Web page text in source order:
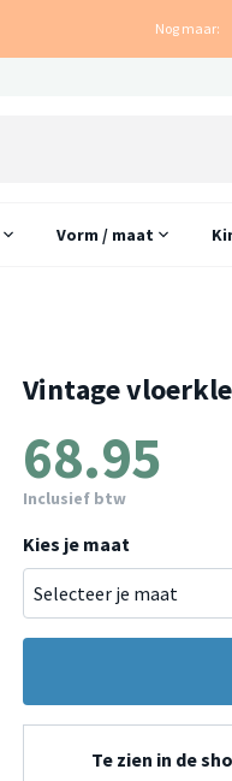
Nog maar:
Vorm / maat
Vintage
68.95
Inclusief btw
Kies je maat
Te zien in de